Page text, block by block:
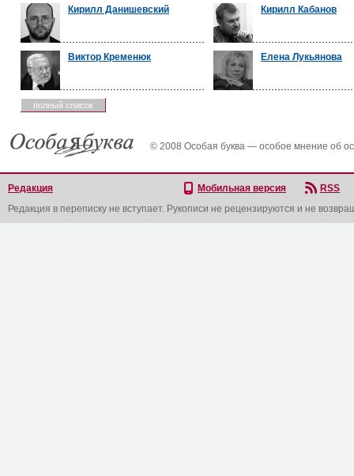
Кирилл Данишевский Кирилл Кабанов
Виктор Кременюк Елена Лукьянова
полный список
© 2008 Особая буква — особое мнение об
Редакция Мобильная версия
RSS
Редакция в переписку не вступает. Рукописи не рецензируются и не